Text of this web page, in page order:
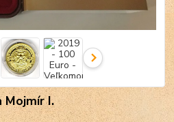
Mojmír I.